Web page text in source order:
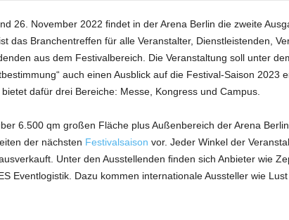
26. November 2022 ﬁndet in der Arena Berlin die zweite
das Branchentreffen für alle Veranstalter, Dienstleistenden,
aus dem Festivalbereich. Die Veranstaltung soll unter
auch einen Ausblick auf die Festival-Saison 2023
dafür drei Bereiche: Messe, Kongress und Campus.
6.500 qm großen Fläche plus Außenbereich der Arena
der nächsten Festivalsaison vor. Jeder Winkel der
Unter den Ausstellenden ﬁnden sich Anbieter wie
Eventlogistik. Dazu kommen internationale Aussteller wie